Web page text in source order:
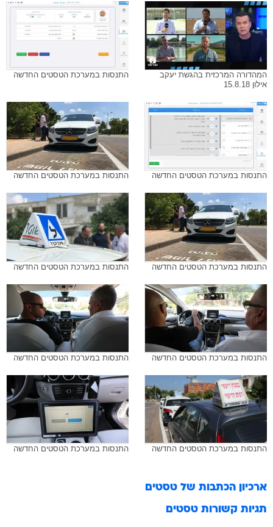
המהדורה המרכזית בהגשת יעקב
אילון 15.8.18
התנסות במערכת הטסטים החדשה
התנסות במערכת הטסטים החדשה התנסות במערכת הטסטים החדשה
התנסות במערכת הטסטים החדשה התנסות במערכת הטסטים החדשה
התנסות במערכת הטסטים החדשה התנסות במערכת הטסטים החדשה
התנסות במערכת הטסטים החדשה התנסות במערכת הטסטים החדשה
ארכיון הכתבות של טסטים
תגיות קשורות טסטים